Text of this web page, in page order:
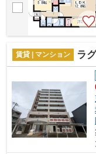
賃貸 | マンション ラ